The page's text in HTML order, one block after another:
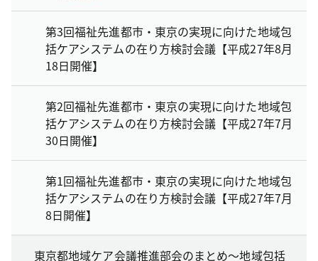
第3回福祉先進都市・東京の実現に向けた地域包
括ケアシステムの在り方検討会議【平成27年8月
18日開催】
第2回福祉先進都市・東京の実現に向けた地域包
括ケアシステムの在り方検討会議【平成27年7月
30日開催】
第1回福祉先進都市・東京の実現に向けた地域包
括ケアシステムの在り方検討会議【平成27年7月
8日開催】
東京都地域ケア会議推進部会のまとめ～地域包括